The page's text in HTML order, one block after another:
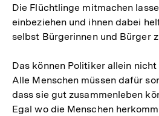
Die Flüchtlinge mitmachen
einbeziehen und ihnen dabei
selbst Bürgerinnen und Bürger
Das können Politiker allein
Alle Menschen müssen dafür
dass sie gut zusammenleben
Egal wo die Menschen